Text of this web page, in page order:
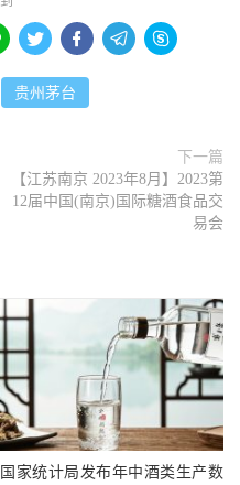
   
贵州茅台
下一篇
【江苏南京 2023年8月】2023第
12届中国(南京)国际糖酒食品交
易会
国家统计局发布年中酒类生产数